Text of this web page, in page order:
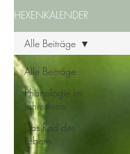
HEXENKALENDER
Alle Beiträge
Phänologie im
Jahreskreis
Das Rad des
Lebens
Alle Beiträge